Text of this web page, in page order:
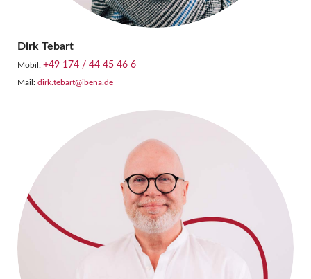
Dirk Tebart
Mobil: +49 174 / 44 45 46 6
Mail: dirk.tebart@ibena.de